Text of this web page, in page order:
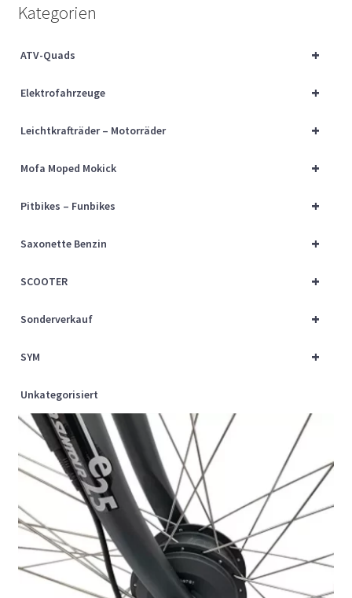
Über uns
Kategorien
+
ATV-Quads
+
Elektrofahrzeuge
+
Leichtkrafträder – Motorräder
+
Mofa Moped Mokick
+
Pitbikes – Funbikes
+
Saxonette Benzin
+
SCOOTER
+
Sonderverkauf
+
SYM
Unkategorisiert